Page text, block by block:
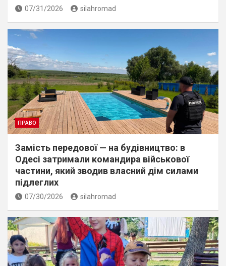
07/31/2026 silahromad
ПРАВО
Замість передової — на будівництво: в
Одесі затримали командира військової
частини, який зводив власний дім силами
підлеглих
07/30/2026 silahromad